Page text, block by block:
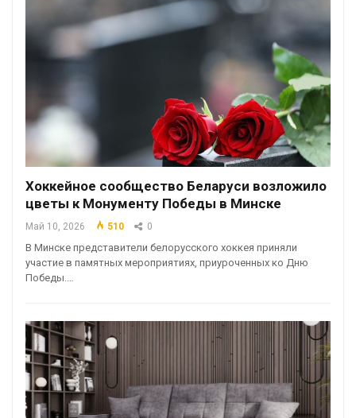
Хоккейное сообщество Беларуси возложило
цветы к Монументу Победы в Минске
Май 10, 2026 510 0
В Минске представители белорусского хоккея приняли
участие в памятных мероприятиях, приуроченных ко Дню
Победы.…